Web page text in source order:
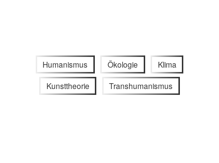
Humanismus Ökologie Klima
Kunsttheorie Transhumanismus